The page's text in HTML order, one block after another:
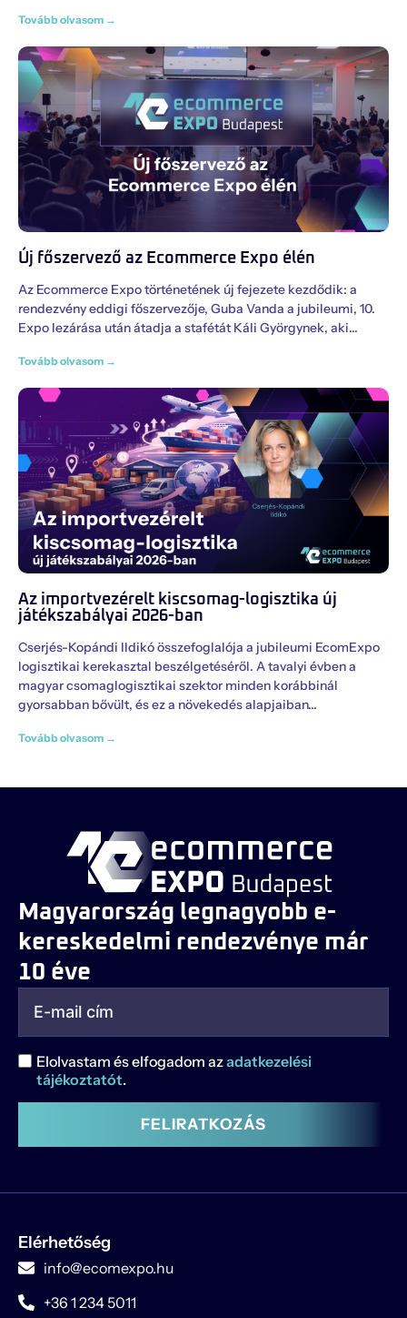
Tovább olvasom →
Új főszervező az Ecommerce Expo élén
Az Ecommerce Expo történetének új fejezete kezdődik: a
rendezvény eddigi főszervezője, Guba Vanda a jubileumi, 10.
Expo lezárása után átadja a stafétát Káli Györgynek, aki
Tovább olvasom →
Az importvezérelt kiscsomag-logisztika új
játékszabályai 2026-ban
Cserjés-Kopándi Ildikó összefoglalója a jubileumi EcomExpo
logisztikai kerekasztal beszélgetéséről. A tavalyi évben a
magyar csomaglogisztikai szektor minden korábbinál
gyorsabban bővült, és ez a növekedés alapjaiban
Tovább olvasom →
Magyarország legnagyobb e-
kereskedelmi rendezvénye már
10 éve
Elolvastam és elfogadom azadatkezelési
tájékoztatót.
FELIRATKOZÁS
Elérhetőség
info@ecomexpo.hu
+36 1 234 5011